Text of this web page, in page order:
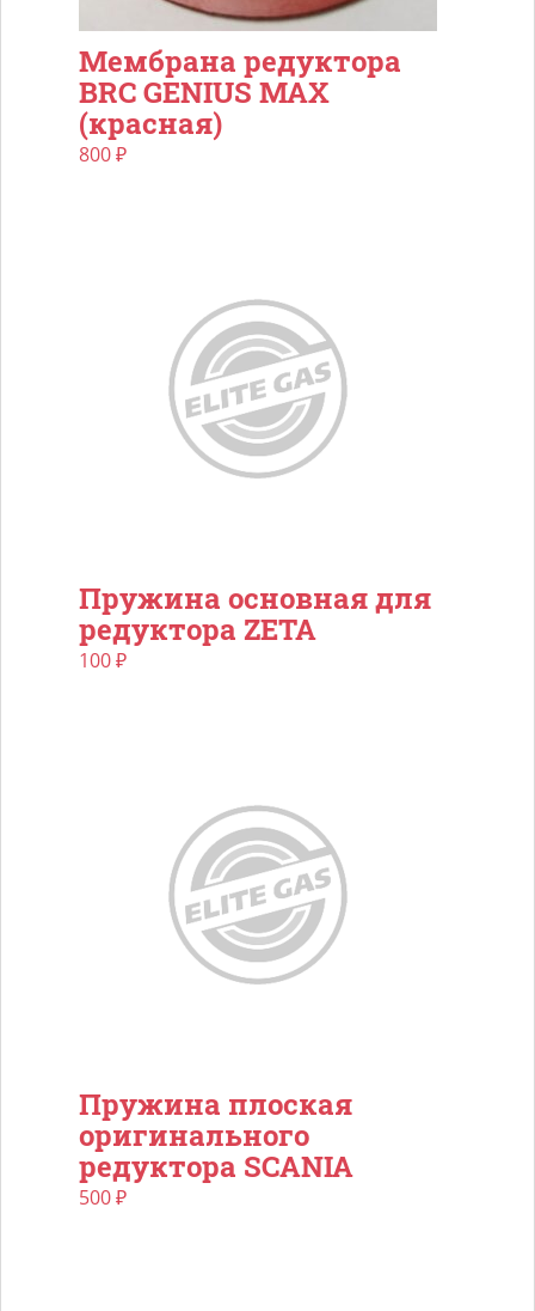
Мембрана редуктора
BRC GENIUS MAX
(красная)
800₽
Пружина основная для
редуктора ZETA
100₽
Пружина плоская
оригинального
редуктора SCANIA
500₽